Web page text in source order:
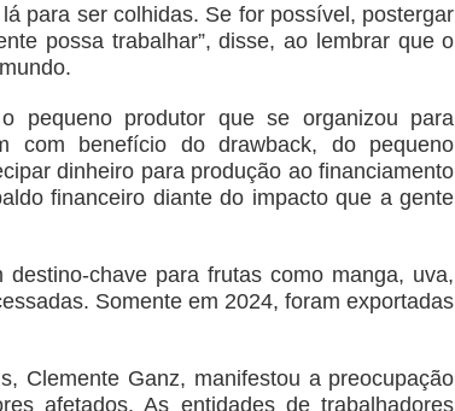
para ser colhidas. Se for possível, postergar
possa trabalhar”, disse, ao lembrar que o
pequeno produtor que se organizou para
com benefício do drawback, do pequeno
dinheiro para produção ao financiamento
financeiro diante do impacto que a gente
chave para frutas como manga, uva,
Somente em 2024, foram exportadas
Clemente Ganz, manifestou a preocupação
afetados. As entidades de trabalhadores